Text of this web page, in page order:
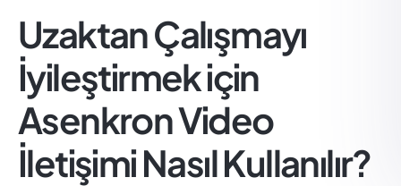
Uzaktan Çalışmayı
İyileştirmek için
Asenkron Video
İletişimi Nasıl Kullanılır?